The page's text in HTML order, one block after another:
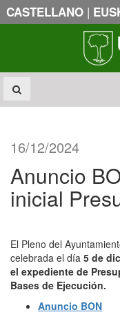
CASTELLANO |
16/12/2024
Anuncio
inicial
El Pleno del
celebrada el día 5 de
el expediente de
Bases de Ejecución.
Anuncio BON